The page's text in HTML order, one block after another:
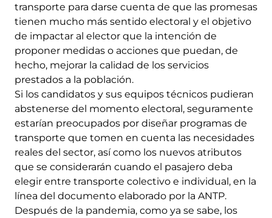
transporte para darse cuenta de que las promesas
tienen mucho más sentido electoral y el objetivo
de impactar al elector que la intención de
proponer medidas o acciones que puedan, de
hecho, mejorar la calidad de los servicios
prestados a la población.
Si los candidatos y sus equipos técnicos pudieran
abstenerse del momento electoral, seguramente
estarían preocupados por diseñar programas de
transporte que tomen en cuenta las necesidades
reales del sector, así como los nuevos atributos
que se considerarán cuando el pasajero deba
elegir entre transporte colectivo e individual, en la
línea del documento elaborado por la ANTP.
Después de la pandemia, como ya se sabe, los